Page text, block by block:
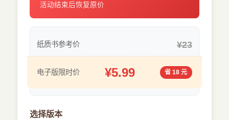
活动结束后恢复原价
纸质书参考价 ¥23
电子版限时价 ¥5.99 省 18 元
选择版本